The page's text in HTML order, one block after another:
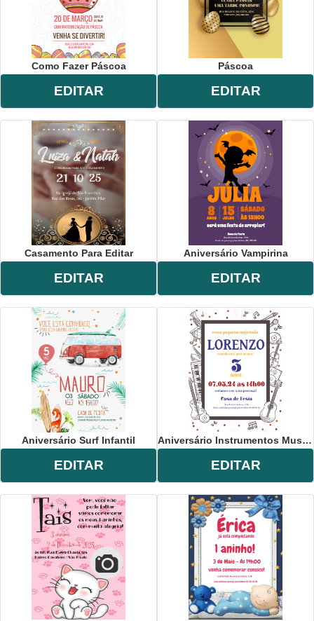
Como Fazer Páscoa
EDITAR
Páscoa
EDITAR
Casamento Para Editar
EDITAR
Aniversário Vampirina
EDITAR
Aniversário Surf Infantil
EDITAR
Aniversário Instrumentos Musicais
EDITAR